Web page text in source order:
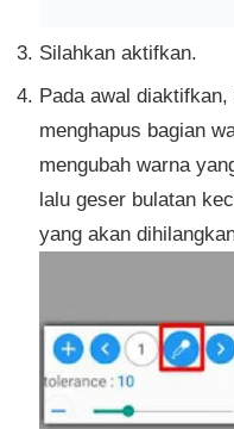
Silahkan aktifkan.
Pada awal
menghapus bagian
mengubah warna
lalu geser bulatan
yang akan